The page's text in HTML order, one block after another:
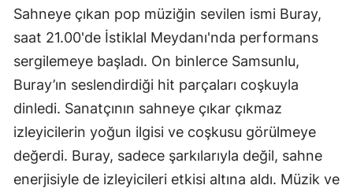
Sahneye çıkan pop müziğin sevilen ismi Buray,
saat 21.00'de İstiklal Meydanı'nda performans
sergilemeye başladı. On binlerce Samsunlu,
Buray’ın seslendirdiği hit parçaları coşkuyla
dinledi. Sanatçının sahneye çıkar çıkmaz
izleyicilerin yoğun ilgisi ve coşkusu görülmeye
değerdi. Buray, sadece şarkılarıyla değil, sahne
enerjisiyle de izleyicileri etkisi altına aldı. Müzik ve